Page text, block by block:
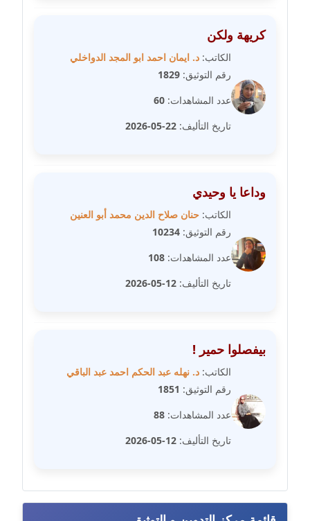
مدونة غادة سيد
عاملة
مدونة غازي جابر
عاملة
مدونة فاطمة البسريني
موقوف
مدونة فاطمة حجازي
عاملة
مدونة فيرا زولوتاريفا
عاملة
مدونة كريمان سالم
عاملة
مدونة كنوز صلاح
مدونة كيندا فائز
عاملة
كريهة ولكن
الكاتب: د. ايمان احمد ابو المجد الدواخلي
رقم التوثيق: 1829
عدد المشاهدات: 60
تاريخ التأليف: 22-05-2026
وداعا يا وحيدي
الكاتب: حنان صلاح الدين محمد أبو العنين
رقم التوثيق: 10234
عدد المشاهدات: 108
تاريخ التأليف: 12-05-2026
بيفصلوا حمير !
الكاتب: د. نهله عبد الحكم احمد عبد الباقي
رقم التوثيق: 1851
عدد المشاهدات: 88
تاريخ التأليف: 12-05-2026